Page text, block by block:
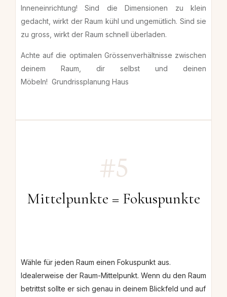
Inneneinrichtung! Sind die Dimensionen zu klein
gedacht, wirkt der Raum kühl und ungemütlich. Sind sie
zu gross, wirkt der Raum schnell überladen.
Achte auf die optimalen Grössenverhältnisse zwischen
deinem Raum, dir selbst und deinen
Möbeln! Grundrissplanung Haus
#5
Mittelpunkte = Fokuspunkte
Wähle für jeden Raum einen Fokuspunkt aus.
Idealerweise der Raum-Mittelpunkt. Wenn du den Raum
betrittst sollte er sich genau in deinem Blickfeld und auf